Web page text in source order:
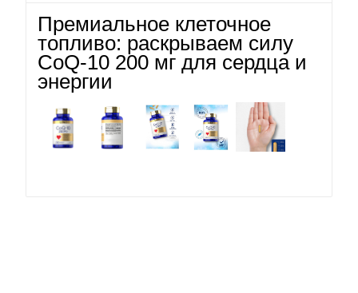
Премиальное клеточное
топливо: раскрываем силу
CoQ-10 200 мг для сердца и
энергии